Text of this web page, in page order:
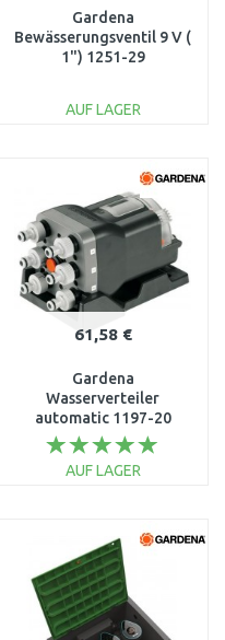
Gardena
Bewässerungsventil 9 V (
1") 1251-29
AUF LAGER
Vergleichen
61,58 €
Gardena
Wasserverteiler
automatic 1197-20
AUF LAGER
Vergleichen